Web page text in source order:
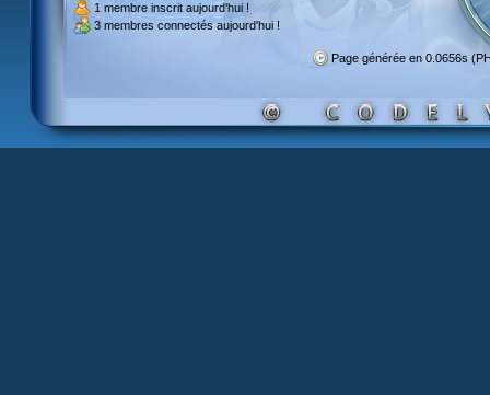
1 membre inscrit aujourd'hui !
3 membres connectés aujourd'hui !
Page générée en 0.0656s